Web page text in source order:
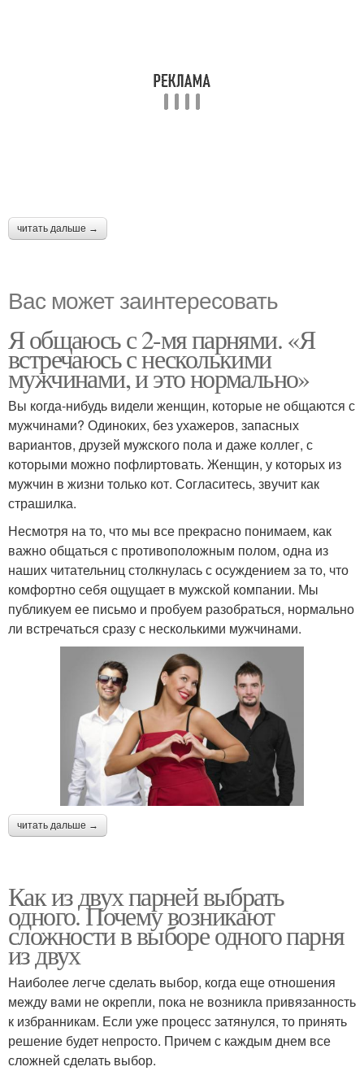
читать дальше →
Вас может заинтересовать
Я общаюсь с 2-мя парнями. «Я
встречаюсь с несколькими
мужчинами, и это нормально»
Вы когда-нибудь видели женщин, которые не общаются с
мужчинами? Одиноких, без ухажеров, запасных
вариантов, друзей мужского пола и даже коллег, с
которыми можно пофлиртовать. Женщин, у которых из
мужчин в жизни только кот. Согласитесь, звучит как
страшилка.
Несмотря на то, что мы все прекрасно понимаем, как
важно общаться с противоположным полом, одна из
наших читательниц столкнулась с осуждением за то, что
комфортно себя ощущает в мужской компании. Мы
публикуем ее письмо и пробуем разобраться, нормально
ли встречаться сразу с несколькими мужчинами.
читать дальше →
Как из двух парней выбрать
одного. Почему возникают
сложности в выборе одного парня
из двух
Наиболее легче сделать выбор, когда еще отношения
между вами не окрепли, пока не возникла привязанность
к избранникам. Если уже процесс затянулся, то принять
решение будет непросто. Причем с каждым днем все
сложней сделать выбор.